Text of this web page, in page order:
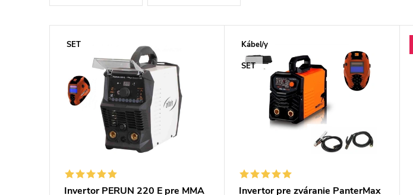
Výpis produktov
SET
Invertor PERUN 220 E pre MMA
Kábel/y
SET
Invertor pre zváranie PanterMax